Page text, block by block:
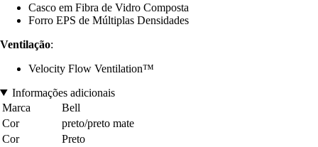
Casco em Fibra de Vidro Composta
Forro EPS de Múltiplas Densidades
Ventilação:
Velocity Flow Ventilation™
Informações adicionais
Marca
Bell
Cor
preto/preto mate
Cor
Preto